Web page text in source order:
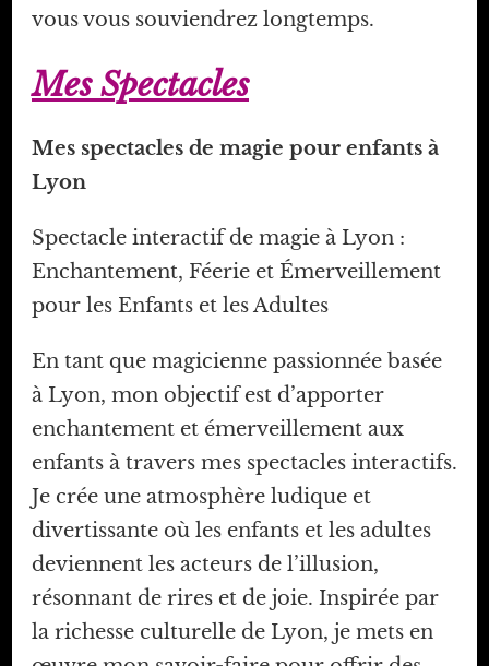
vous vous souviendrez longtemps.
Mes Spectacles
Mes spectacles de magie pour enfants à
Lyon
Spectacle interactif de magie à Lyon :
Enchantement, Féerie et Émerveillement
pour les Enfants et les Adultes
En tant que magicienne passionnée basée
à Lyon, mon objectif est d’apporter
enchantement et émerveillement aux
enfants à travers mes spectacles interactifs.
Je crée une atmosphère ludique et
divertissante où les enfants et les adultes
deviennent les acteurs de l’illusion,
résonnant de rires et de joie. Inspirée par
la richesse culturelle de Lyon, je mets en